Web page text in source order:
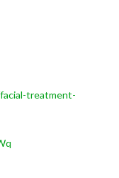
treatment-